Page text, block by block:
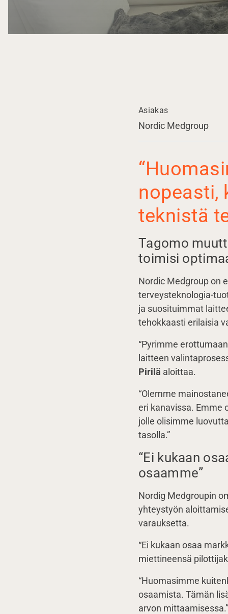
Asiakas
Nordic Medgroup
nopeasti,
teknistä
Tagomo
toimisi
Nordic Medgroup on
terveysteknologia-
ja suosituimmat
tehokkaasti erilaisia
“Pyrimme
laitteen
Pirilä aloittaa.
“Olemme
eri kanavissa. Emme
jolle olisimme
tasolla.”
“Ei kukaan
osaamme”
Nordig Medgroupin
yhteystyön
varauksetta.
“Ei kukaan osaa
miettineensä
“Huomasimme
osaamista. Tämän
arvon mittaamisessa.”